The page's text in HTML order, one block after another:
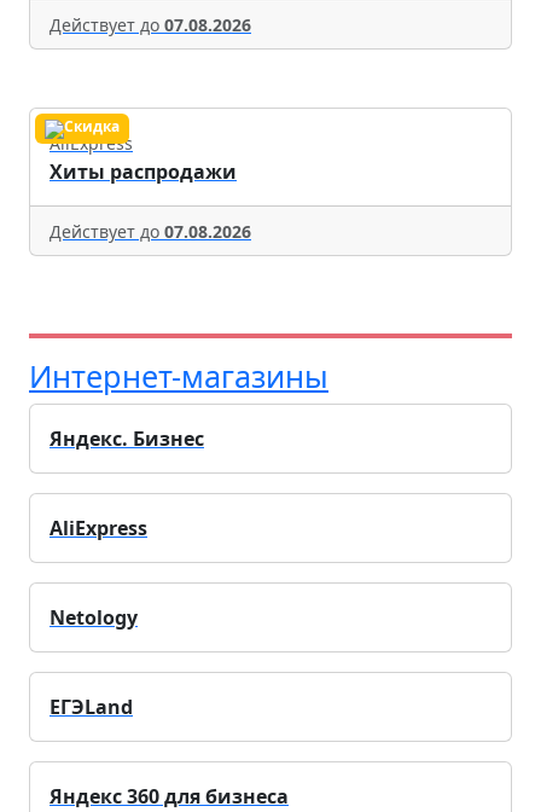
Действует до 07.08.2026
AliExpress
Хиты распродажи
Действует до 07.08.2026
Интернет-магазины
Яндекс. Бизнес
AliExpress
Netology
ЕГЭLand
Яндекс 360 для бизнеса